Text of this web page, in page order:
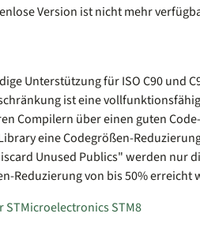
Version ist nicht mehr
Unterstützung für ISO C90 und
ist eine
Compilern über einen guten
eine Codegrößen-
Unused Publics" werden nur
Reduzierung von bis 50% erreicht
STMicroelectronics STM8